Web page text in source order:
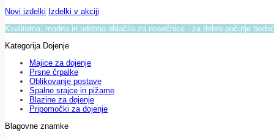
Novi izdelki Izdelki v akciji
Kvalitetna, modna in udobna oblačila za nosečnice - za dobro počutje
Kategorija Dojenje
Majice za dojenje
Prsne črpalke
Oblikovanje postave
Spalne srajce in pižame
Blazine za dojenje
Pripomočki za dojenje
Blagovne znamke